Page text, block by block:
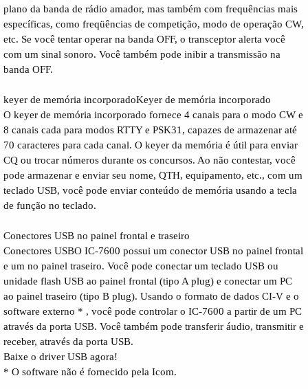
plano da banda de rádio amador, mas também com frequências mais
específicas, como freqüências de competição, modo de operação CW,
etc. Se você tentar operar na banda OFF, o transceptor alerta você
com um sinal sonoro. Você também pode inibir a transmissão na
banda OFF.
keyer de memória incorporadoKeyer de memória incorporado
O keyer de memória incorporado fornece 4 canais para o modo CW e
8 canais cada para modos RTTY e PSK31, capazes de armazenar até
70 caracteres para cada canal. O keyer da memória é útil para enviar
CQ ou trocar números durante os concursos. Ao não contestar, você
pode armazenar e enviar seu nome, QTH, equipamento, etc., com um
teclado USB, você pode enviar conteúdo de memória usando a tecla
de função no teclado.
Conectores USB no painel frontal e traseiro
Conectores USBO IC-7600 possui um conector USB no painel frontal
e um no painel traseiro. Você pode conectar um teclado USB ou
unidade flash USB ao painel frontal (tipo A plug) e conectar um PC
ao painel traseiro (tipo B plug). Usando o formato de dados CI-V e o
software externo * , você pode controlar o IC-7600 a partir de um PC
através da porta USB. Você também pode transferir áudio, transmitir e
receber, através da porta USB.
Baixe o driver USB agora!
* O software não é fornecido pela Icom.